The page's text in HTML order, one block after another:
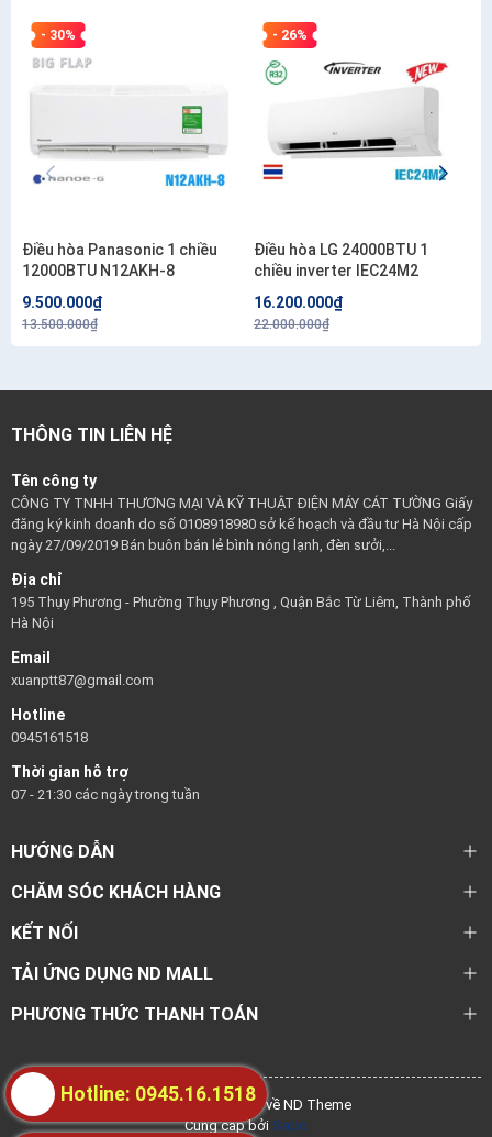
- 30%
Điều hòa Panasonic 1 chiều
12000BTU N12AKH-8
9.500.000₫
13.500.000₫
- 26%
Điều hòa LG 24000BTU 1
chiều inverter IEC24M2
16.200.000₫
22.000.000₫
THÔNG TIN LIÊN HỆ
Tên công ty
CÔNG TY TNHH THƯƠNG MẠI VÀ KỸ THUẬT ĐIỆN MÁY CÁT TƯỜNG Giấy
đăng ký kinh doanh do số 0108918980 sở kế hoạch và đầu tư Hà Nội cấp
ngày 27/09/2019 Bán buôn bán lẻ bình nóng lạnh, đèn sưởi,...
Địa chỉ
195 Thụy Phương - Phường Thụy Phương , Quận Bắc Từ Liêm, Thành phố
Hà Nội
Email
xuanptt87@gmail.com
Hotline
0945161518
Thời gian hỗ trợ
07 - 21:30 các ngày trong tuần
HƯỚNG DẪN
CHĂM SÓC KHÁCH HÀNG
KẾT NỐI
TẢI ỨNG DỤNG ND MALL
PHƯƠNG THỨC THANH TOÁN
@ Bản quyền thuộc về ND Theme
Cung cấp bởi Sapo
Hotline: 0945.16.1518